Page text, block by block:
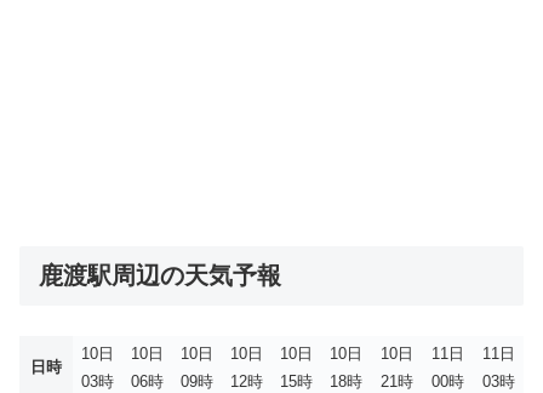
鹿渡駅周辺の天気予報
日時
10日
03時
10日
06時
10日
09時
10日
12時
10日
15時
10日
18時
10日
21時
11日
00時
11日
03時